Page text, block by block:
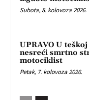
Subota, 8. kolovoza 2026.
UPRAVO U
nesreći smrtno
motociklist
Petak, 7. kolovoza 2026.